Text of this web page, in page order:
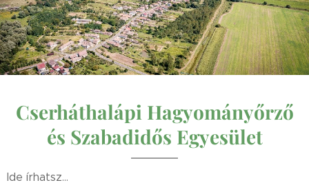
Cserháthalápi Hagyományőrző
és Szabadidős Egyesület
Ide írhatsz...